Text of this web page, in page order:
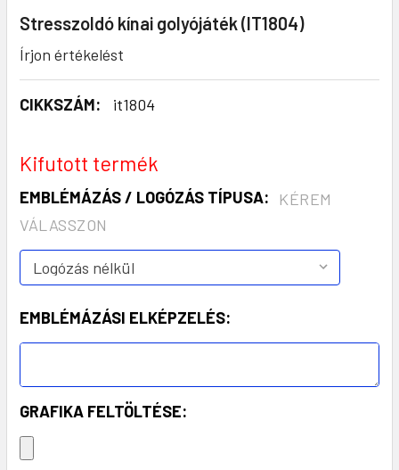
Stresszoldó kínai golyójáték (IT1804)
Írjon értékelést
CIKKSZÁM: it1804
Kifutott termék
EMBLÉMÁZÁS / LOGÓZÁS TÍPUSA:
KÉREM
VÁLASSZON
EMBLÉMÁZÁSI ELKÉPZELÉS:
GRAFIKA FELTÖLTÉSE: